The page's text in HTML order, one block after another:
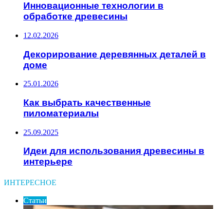
Инновационные технологии в
обработке древесины
12.02.2026
Декорирование деревянных деталей в
доме
25.01.2026
Как выбрать качественные
пиломатериалы
25.09.2025
Идеи для использования древесины в
интерьере
ИНТЕРЕСНОЕ
Статьи